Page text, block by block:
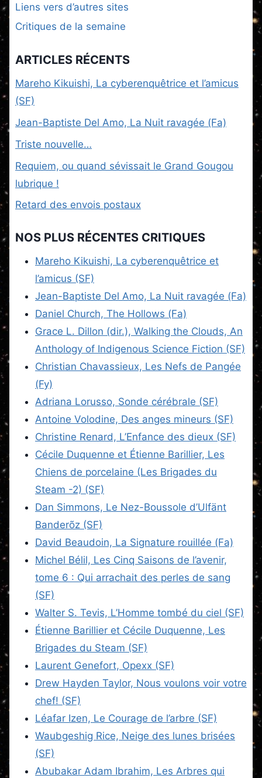
Liens vers d’autres sites
Critiques de la semaine
ARTICLES RÉCENTS
Mareho Kikuishi, La cyberenquêtrice et l’amicus
(SF)
Jean-Baptiste Del Amo, La Nuit ravagée (Fa)
Triste nouvelle…
Requiem, ou quand sévissait le Grand Gougou
lubrique !
Retard des envois postaux
NOS PLUS RÉCENTES CRITIQUES
Mareho Kikuishi, La cyberenquêtrice et
l’amicus (SF)
Jean-Baptiste Del Amo, La Nuit ravagée (Fa)
Daniel Church, The Hollows (Fa)
Grace L. Dillon (dir.), Walking the Clouds, An
Anthology of Indigenous Science Fiction (SF)
Christian Chavassieux, Les Nefs de Pangée
(Fy)
Adriana Lorusso, Sonde cérébrale (SF)
Antoine Volodine, Des anges mineurs (SF)
Christine Renard, L’Enfance des dieux (SF)
Cécile Duquenne et Étienne Barillier, Les
Chiens de porcelaine (Les Brigades du
Steam -2) (SF)
Dan Simmons, Le Nez-Boussole d’Ulfänt
Banderõz (SF)
David Beaudoin, La Signature rouillée (Fa)
Michel Bélil, Les Cinq Saisons de l’avenir,
tome 6 : Qui arrachait des perles de sang
(SF)
Walter S. Tevis, L’Homme tombé du ciel (SF)
Étienne Barillier et Cécile Duquenne, Les
Brigades du Steam (SF)
Laurent Genefort, Opexx (SF)
Drew Hayden Taylor, Nous voulons voir votre
chef! (SF)
Léafar Izen, Le Courage de l’arbre (SF)
Waubgeshig Rice, Neige des lunes brisées
(SF)
Abubakar Adam Ibrahim, Les Arbres qui